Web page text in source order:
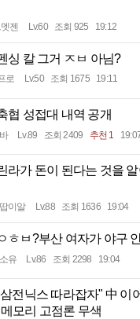
젠 Lv.60 조회 925 19:12
싱 칼 그거 ㅈㅂ 아님?
로 Lv.50 조회 1675 19:11
협 성접대 내역 공개
Lv.89 조회 2409 추천 1
라가 돈이 된다는 것을
이알 Lv.88 조회 1636 19:04
ㅎㅂ?부산 여자가 야구
유 Lv.86 조회 2298 19:04
전닉스 따라잡자" 中 이
모리 고점론 무색